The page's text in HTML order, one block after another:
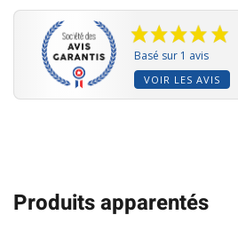
Basé sur 1 avis
VOIR LES AVIS
Produits apparentés